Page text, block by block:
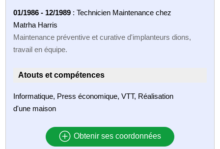
01/1986 - 12/1989 : Technicien Maintenance chez
Matrha Harris
Maintenance préventive et curative d'implanteurs dions,
travail en équipe.
Atouts et compétences
Informatique, Press économique, VTT, Réalisation
d'une maison
Obtenir ses coordonnées